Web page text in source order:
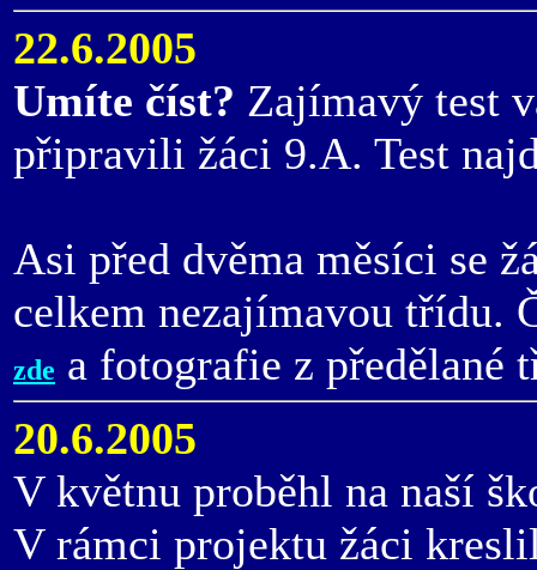
22.6.2005
Umíte číst? Zajímavý test
připravili žáci 9.A. Test
Asi před dvěma měsíci se
celkem nezajímavou třídu.
zde a fotografie z předělané
20.6.2005
V květnu proběhl na naší
V rámci projektu žáci